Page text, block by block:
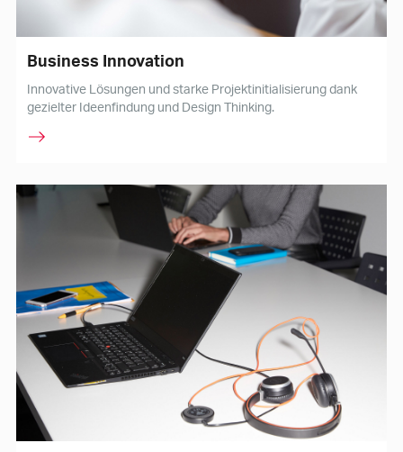
Business Innovation
Innovative Lösungen und starke Projektinitialisierung dank
gezielter Ideenfindung und Design Thinking.